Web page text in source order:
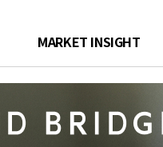
MARKET INSIGHT